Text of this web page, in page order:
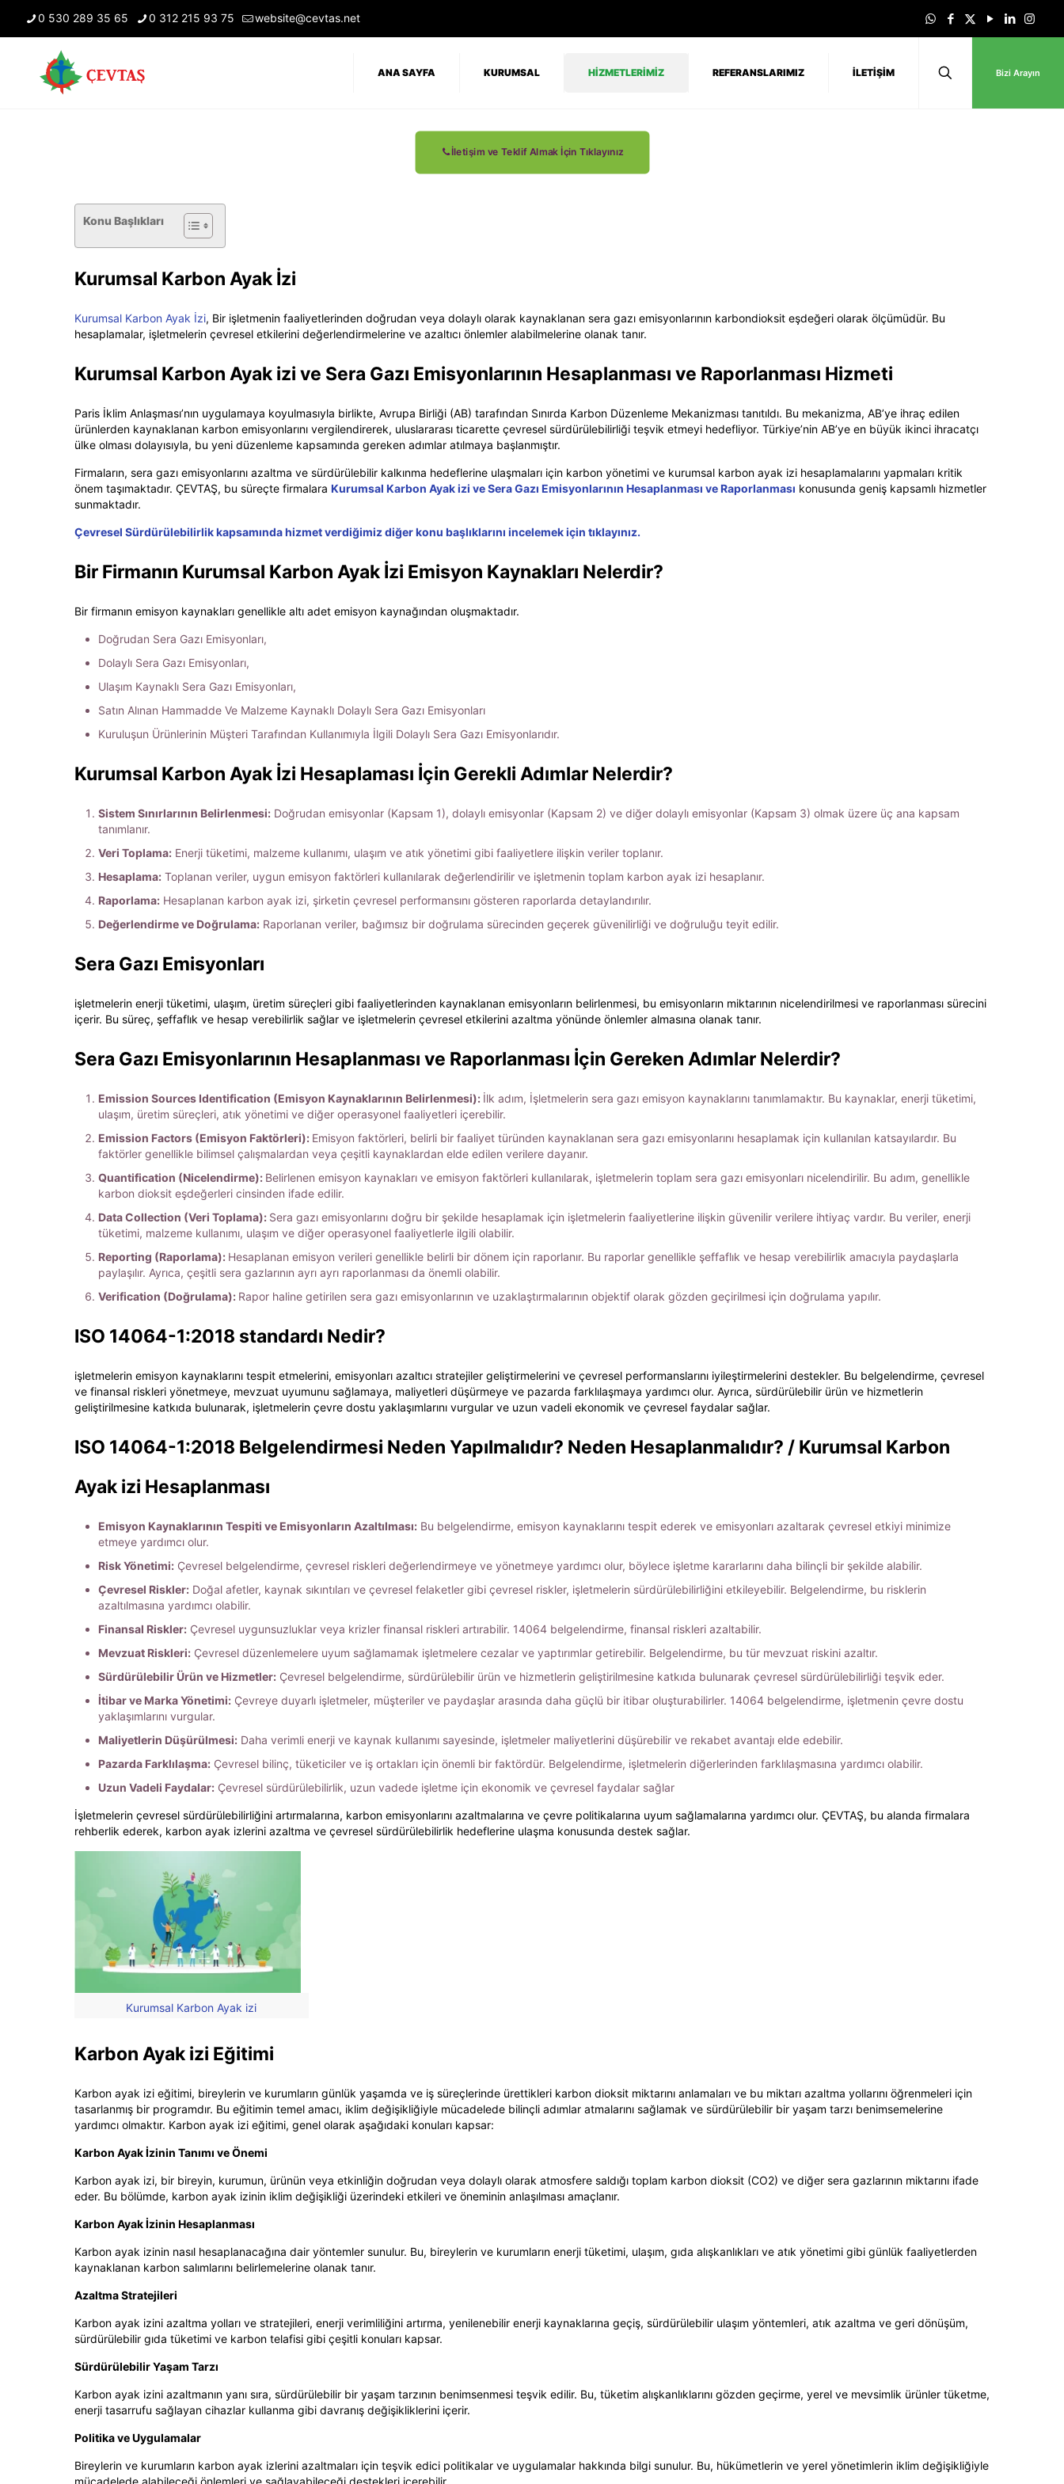
0 530 289 35 65 0 312 215 93 75 website@cevtas.net
ANA SAYFA KURUMSAL HİZMETLERİMİZ REFERANSLARIMIZ İLETİŞİM Bizi Arayın
İletişim ve Teklif Almak İçin Tıklayınız
Konu Başlıkları
Kurumsal Karbon Ayak İzi
Kurumsal Karbon Ayak İzi, Bir işletmenin faaliyetlerinden doğrudan veya dolaylı olarak kaynaklanan sera gazı emisyonlarının karbondioksit eşdeğeri olarak ölçümüdür. Bu
hesaplamalar, işletmelerin çevresel etkilerini değerlendirmelerine ve azaltıcı önlemler alabilmelerine olanak tanır.
Kurumsal Karbon Ayak izi ve Sera Gazı Emisyonlarının Hesaplanması ve Raporlanması Hizmeti
Paris İklim Anlaşması’nın uygulamaya koyulmasıyla birlikte, Avrupa Birliği (AB) tarafından Sınırda Karbon Düzenleme Mekanizması tanıtıldı. Bu mekanizma, AB’ye ihraç edilen
ürünlerden kaynaklanan karbon emisyonlarını vergilendirerek, uluslararası ticarette çevresel sürdürülebilirliği teşvik etmeyi hedefliyor. Türkiye’nin AB’ye en büyük ikinci ihracatçı
ülke olması dolayısıyla, bu yeni düzenleme kapsamında gereken adımlar atılmaya başlanmıştır.
Firmaların, sera gazı emisyonlarını azaltma ve sürdürülebilir kalkınma hedeflerine ulaşmaları için karbon yönetimi ve kurumsal karbon ayak izi hesaplamalarını yapmaları kritik
önem taşımaktadır. ÇEVTAŞ, bu süreçte firmalara Kurumsal Karbon Ayak izi ve Sera Gazı Emisyonlarının Hesaplanması ve Raporlanması konusunda geniş kapsamlı hizmetler
sunmaktadır.
Çevresel Sürdürülebilirlik kapsamında hizmet verdiğimiz diğer konu başlıklarını incelemek için tıklayınız.
Bir Firmanın Kurumsal Karbon Ayak İzi Emisyon Kaynakları Nelerdir?
Bir firmanın emisyon kaynakları genellikle altı adet emisyon kaynağından oluşmaktadır.
Doğrudan Sera Gazı Emisyonları,
Dolaylı Sera Gazı Emisyonları,
Ulaşım Kaynaklı Sera Gazı Emisyonları,
Satın Alınan Hammadde Ve Malzeme Kaynaklı Dolaylı Sera Gazı Emisyonları
Kuruluşun Ürünlerinin Müşteri Tarafından Kullanımıyla İlgili Dolaylı Sera Gazı Emisyonlarıdır.
Kurumsal Karbon Ayak İzi Hesaplaması İçin Gerekli Adımlar Nelerdir?
Sistem Sınırlarının Belirlenmesi:Doğrudan emisyonlar (Kapsam 1), dolaylı emisyonlar (Kapsam 2) ve diğer dolaylı emisyonlar (Kapsam 3) olmak üzere üç ana kapsam
tanımlanır.
Veri Toplama:Enerji tüketimi, malzeme kullanımı, ulaşım ve atık yönetimi gibi faaliyetlere ilişkin veriler toplanır.
Hesaplama:Toplanan veriler, uygun emisyon faktörleri kullanılarak değerlendirilir ve işletmenin toplam karbon ayak izi hesaplanır.
Raporlama:Hesaplanan karbon ayak izi, şirketin çevresel performansını gösteren raporlarda detaylandırılır.
Değerlendirme ve Doğrulama:Raporlanan veriler, bağımsız bir doğrulama sürecinden geçerek güvenilirliği ve doğruluğu teyit edilir.
Sera Gazı Emisyonları
işletmelerin enerji tüketimi, ulaşım, üretim süreçleri gibi faaliyetlerinden kaynaklanan emisyonların belirlenmesi, bu emisyonların miktarının nicelendirilmesi ve raporlanması sürecini
içerir. Bu süreç, şeffaflık ve hesap verebilirlik sağlar ve işletmelerin çevresel etkilerini azaltma yönünde önlemler almasına olanak tanır.
Sera Gazı Emisyonlarının Hesaplanması ve Raporlanması İçin Gereken Adımlar Nelerdir?
Emission Sources Identification (Emisyon Kaynaklarının Belirlenmesi): İlk adım, İşletmelerin sera gazı emisyon kaynaklarını tanımlamaktır. Bu kaynaklar, enerji tüketimi,
ulaşım, üretim süreçleri, atık yönetimi ve diğer operasyonel faaliyetleri içerebilir.
Emission Factors (Emisyon Faktörleri): Emisyon faktörleri, belirli bir faaliyet türünden kaynaklanan sera gazı emisyonlarını hesaplamak için kullanılan katsayılardır. Bu
faktörler genellikle bilimsel çalışmalardan veya çeşitli kaynaklardan elde edilen verilere dayanır.
Quantification (Nicelendirme): Belirlenen emisyon kaynakları ve emisyon faktörleri kullanılarak, işletmelerin toplam sera gazı emisyonları nicelendirilir. Bu adım, genellikle
karbon dioksit eşdeğerleri cinsinden ifade edilir.
Data Collection (Veri Toplama): Sera gazı emisyonlarını doğru bir şekilde hesaplamak için işletmelerin faaliyetlerine ilişkin güvenilir verilere ihtiyaç vardır. Bu veriler, enerji
tüketimi, malzeme kullanımı, ulaşım ve diğer operasyonel faaliyetlerle ilgili olabilir.
Reporting (Raporlama): Hesaplanan emisyon verileri genellikle belirli bir dönem için raporlanır. Bu raporlar genellikle şeffaflık ve hesap verebilirlik amacıyla paydaşlarla
paylaşılır. Ayrıca, çeşitli sera gazlarının ayrı ayrı raporlanması da önemli olabilir.
Verification (Doğrulama): Rapor haline getirilen sera gazı emisyonlarının ve uzaklaştırmalarının objektif olarak gözden geçirilmesi için doğrulama yapılır.
ISO 14064-1:2018 standardı Nedir?
işletmelerin emisyon kaynaklarını tespit etmelerini, emisyonları azaltıcı stratejiler geliştirmelerini ve çevresel performanslarını iyileştirmelerini destekler. Bu belgelendirme, çevresel
ve finansal riskleri yönetmeye, mevzuat uyumunu sağlamaya, maliyetleri düşürmeye ve pazarda farklılaşmaya yardımcı olur. Ayrıca, sürdürülebilir ürün ve hizmetlerin
geliştirilmesine katkıda bulunarak, işletmelerin çevre dostu yaklaşımlarını vurgular ve uzun vadeli ekonomik ve çevresel faydalar sağlar.
ISO 14064-1:2018 Belgelendirmesi Neden Yapılmalıdır? Neden Hesaplanmalıdır? / Kurumsal Karbon
Ayak izi Hesaplanması
Emisyon Kaynaklarının Tespiti ve Emisyonların Azaltılması:Bu belgelendirme, emisyon kaynaklarını tespit ederek ve emisyonları azaltarak çevresel etkiyi minimize
etmeye yardımcı olur.
Risk Yönetimi:Çevresel belgelendirme, çevresel riskleri değerlendirmeye ve yönetmeye yardımcı olur, böylece işletme kararlarını daha bilinçli bir şekilde alabilir.
Çevresel Riskler:Doğal afetler, kaynak sıkıntıları ve çevresel felaketler gibi çevresel riskler, işletmelerin sürdürülebilirliğini etkileyebilir. Belgelendirme, bu risklerin
azaltılmasına yardımcı olabilir.
Finansal Riskler:Çevresel uygunsuzluklar veya krizler finansal riskleri artırabilir. 14064 belgelendirme, finansal riskleri azaltabilir.
Mevzuat Riskleri:Çevresel düzenlemelere uyum sağlamamak işletmelere cezalar ve yaptırımlar getirebilir. Belgelendirme, bu tür mevzuat riskini azaltır.
Sürdürülebilir Ürün ve Hizmetler:Çevresel belgelendirme, sürdürülebilir ürün ve hizmetlerin geliştirilmesine katkıda bulunarak çevresel sürdürülebilirliği teşvik eder.
İtibar ve Marka Yönetimi:Çevreye duyarlı işletmeler, müşteriler ve paydaşlar arasında daha güçlü bir itibar oluşturabilirler. 14064 belgelendirme, işletmenin çevre dostu
yaklaşımlarını vurgular.
Maliyetlerin Düşürülmesi:Daha verimli enerji ve kaynak kullanımı sayesinde, işletmeler maliyetlerini düşürebilir ve rekabet avantajı elde edebilir.
Pazarda Farklılaşma:Çevresel bilinç, tüketiciler ve iş ortakları için önemli bir faktördür. Belgelendirme, işletmelerin diğerlerinden farklılaşmasına yardımcı olabilir.
Uzun Vadeli Faydalar:Çevresel sürdürülebilirlik, uzun vadede işletme için ekonomik ve çevresel faydalar sağlar
İşletmelerin çevresel sürdürülebilirliğini artırmalarına, karbon emisyonlarını azaltmalarına ve çevre politikalarına uyum sağlamalarına yardımcı olur. ÇEVTAŞ, bu alanda firmalara
rehberlik ederek, karbon ayak izlerini azaltma ve çevresel sürdürülebilirlik hedeflerine ulaşma konusunda destek sağlar.
Kurumsal Karbon Ayak izi
Karbon Ayak izi Eğitimi
Karbon ayak izi eğitimi, bireylerin ve kurumların günlük yaşamda ve iş süreçlerinde ürettikleri karbon dioksit miktarını anlamaları ve bu miktarı azaltma yollarını öğrenmeleri için
tasarlanmış bir programdır. Bu eğitimin temel amacı, iklim değişikliğiyle mücadelede bilinçli adımlar atmalarını sağlamak ve sürdürülebilir bir yaşam tarzı benimsemelerine
yardımcı olmaktır. Karbon ayak izi eğitimi, genel olarak aşağıdaki konuları kapsar:
Karbon Ayak İzinin Tanımı ve Önemi
Karbon ayak izi, bir bireyin, kurumun, ürünün veya etkinliğin doğrudan veya dolaylı olarak atmosfere saldığı toplam karbon dioksit (CO2) ve diğer sera gazlarının miktarını ifade
eder. Bu bölümde, karbon ayak izinin iklim değişikliği üzerindeki etkileri ve öneminin anlaşılması amaçlanır.
Karbon Ayak İzinin Hesaplanması
Karbon ayak izinin nasıl hesaplanacağına dair yöntemler sunulur. Bu, bireylerin ve kurumların enerji tüketimi, ulaşım, gıda alışkanlıkları ve atık yönetimi gibi günlük faaliyetlerden
kaynaklanan karbon salımlarını belirlemelerine olanak tanır.
Azaltma Stratejileri
Karbon ayak izini azaltma yolları ve stratejileri, enerji verimliliğini artırma, yenilenebilir enerji kaynaklarına geçiş, sürdürülebilir ulaşım yöntemleri, atık azaltma ve geri dönüşüm,
sürdürülebilir gıda tüketimi ve karbon telafisi gibi çeşitli konuları kapsar.
Sürdürülebilir Yaşam Tarzı
Karbon ayak izini azaltmanın yanı sıra, sürdürülebilir bir yaşam tarzının benimsenmesi teşvik edilir. Bu, tüketim alışkanlıklarını gözden geçirme, yerel ve mevsimlik ürünler tüketme,
enerji tasarrufu sağlayan cihazlar kullanma gibi davranış değişikliklerini içerir.
Politika ve Uygulamalar
Bireylerin ve kurumların karbon ayak izlerini azaltmaları için teşvik edici politikalar ve uygulamalar hakkında bilgi sunulur. Bu, hükümetlerin ve yerel yönetimlerin iklim değişikliğiyle